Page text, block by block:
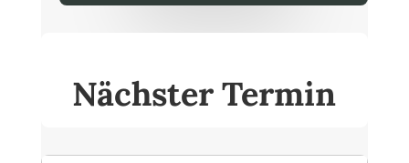
Nächster Termin